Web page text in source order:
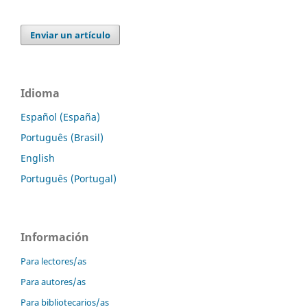
Enviar un artículo
Idioma
Español (España)
Português (Brasil)
English
Português (Portugal)
Información
Para lectores/as
Para autores/as
Para bibliotecarios/as